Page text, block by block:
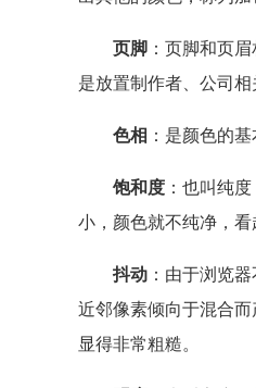
页脚 ：页脚和页
是放置制作者、公司
色相 ：是颜色的
饱和度 ：也叫纯
小，颜色就不纯净，看
抖动 ：由于浏览
近邻像素倾向于混合
显得非常粗糙。